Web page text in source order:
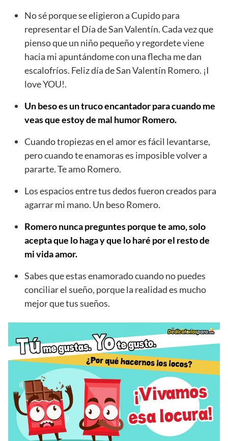
No sé porque se eligieron a Cupido para
representar el Día de San Valentín. Cada vez que
pienso que un niño pequeño y regordete viene
hacia mi apuntándome con una flecha me dan
escalofríos. Feliz día de San Valentín Romero. ¡I
love YOU!.
Un beso es un truco encantador para cuando me
veas que estoy de mal humor Romero.
Cuando tropiezas en el amor es fácil levantarse,
pero cuando te enamoras es imposible volver a
pararte. Te amo Romero.
Los espacios entre tus dedos fueron creados para
agarrar mi mano. Un beso Romero.
Romero nunca preguntes porque te amo, solo
acepta que lo haga y que lo haré por el resto de
mi vida amor.
Sabes que estas enamorado cuando no puedes
conciliar el sueño, porque la realidad es mucho
mejor que tus sueños.